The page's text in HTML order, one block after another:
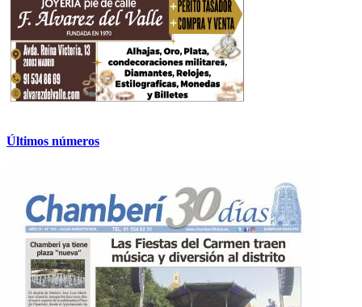
Últimos números